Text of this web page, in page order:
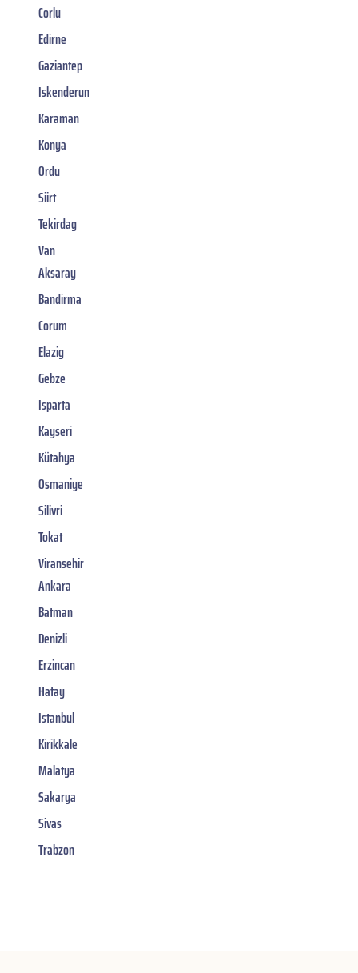
Corlu
Edirne
Gaziantep
Iskenderun
Karaman
Konya
Ordu
Siirt
Tekirdag
Van
Aksaray
Bandirma
Corum
Elazig
Gebze
Isparta
Kayseri
Kütahya
Osmaniye
Silivri
Tokat
Viransehir
Ankara
Batman
Denizli
Erzincan
Hatay
Istanbul
Kirikkale
Malatya
Sakarya
Sivas
Trabzon